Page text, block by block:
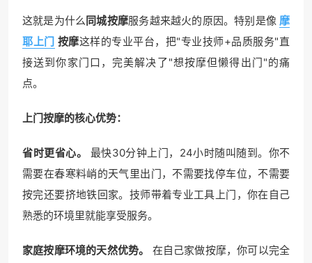
这就是为什么同城按摩服务越来越火的原因。特别是像 摩
耶上门 按摩这样的专业平台，把"专业技师+品质服务"直
接送到你家门口，完美解决了"想按摩但懒得出门"的痛
点。
上门按摩的核心优势：
省时更省心。
最快30分钟上门，24小时随叫随到。你不
需要在春寒料峭的天气里出门，不需要找停车位，不需要
按完还要挤地铁回家。技师带着专业工具上门，你在自己
熟悉的环境里就能享受服务。
家庭按摩环境的天然优势。
在自己家做按摩，你可以完全